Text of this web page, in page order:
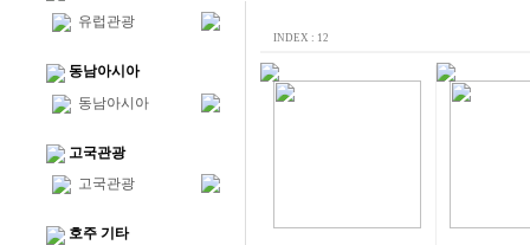
유럽관광
동남아시아
동남아시아
고국관광
고국관광
호주 기타
INDEX : 12